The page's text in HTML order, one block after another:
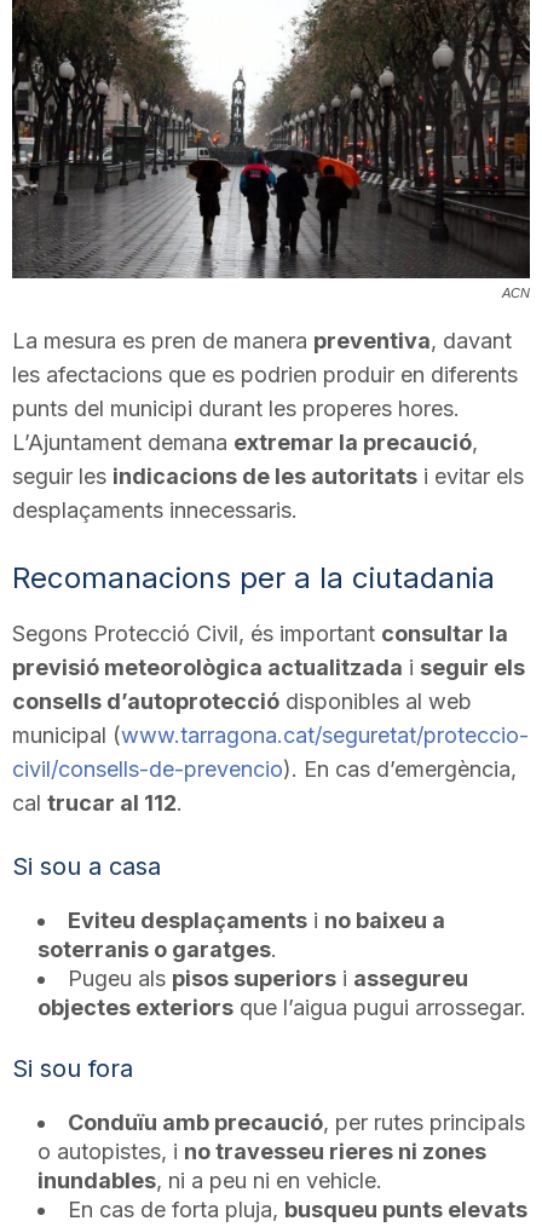
d
e
T
r
o
n
ACN
La mesura es pren de manera preventiva, davant
les afectacions que es podrien produir en diferents
punts del municipi durant les properes hores.
L’Ajuntament demana extremar la precaució,
seguir les indicacions de les autoritats i evitar els
desplaçaments innecessaris.
Recomanacions per a la ciutadania
Segons Protecció Civil, és important consultar la
previsió meteorològica actualitzada i seguir els
consells d’autoprotecció disponibles al web
municipal (www.tarragona.cat/seguretat/proteccio-
civil/consells-de-prevencio). En cas d’emergència,
cal trucar al 112.
Si sou a casa
Eviteu desplaçaments i no baixeu a
soterranis o garatges.
Pugeu als pisos superiors i assegureu
objectes exteriors que l’aigua pugui arrossegar.
Si sou fora
Conduïu amb precaució, per rutes principals
o autopistes, i no travesseu rieres ni zones
inundables, ni a peu ni en vehicle.
En cas de forta pluja, busqueu punts elevats